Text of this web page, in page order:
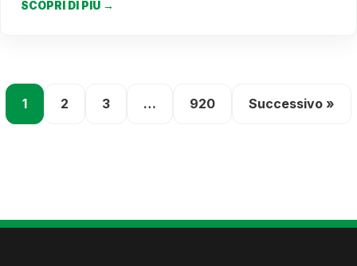
SCOPRI DI PIÙ →
1 2 3 … 920 Successivo »